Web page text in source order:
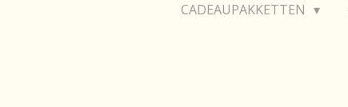
CADEAUPAKKETTEN